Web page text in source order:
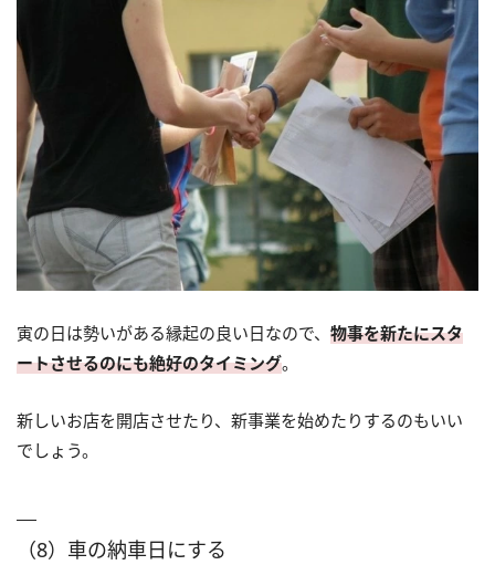
寅の日は勢いがある縁起の良い日なので、 物事を新たにスタ
ートさせるのにも絶好のタイミング。
新しいお店を開店させたり、新事業を始めたりするのもいい
でしょう。
（8）車の納車日にする